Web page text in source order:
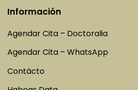
Información
Agendar Cita – Doctoralia
Agendar Cita – WhatsApp
Contácto